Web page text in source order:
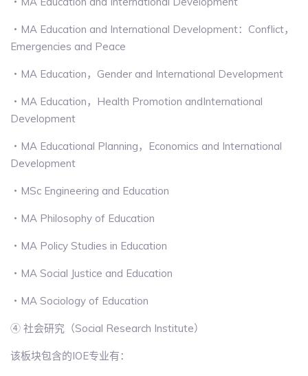
・MA Education and International Development：Conflict，
Emergencies and Peace
・MA Education，Gender and International Development
・MA Education，Health Promotion andInternational
Development
・MA Educational Planning，Economics and International
Development
・MSc Engineering and Education
・MA Philosophy of Education
・MA Policy Studies in Education
・MA Social Justice and Education
・MA Sociology of Education
④ 社会研究（Social Research Institute）
该板块包含的IOE专业有：